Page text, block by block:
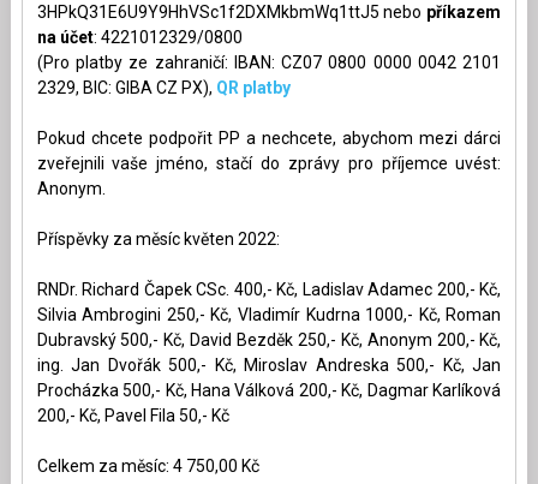
3HPkQ31E6U9Y9HhVSc1f2DXMkbmWq1ttJ5 nebo příkazem
na účet: 4221012329/0800
(Pro platby ze zahraničí: IBAN: CZ07 0800 0000 0042 2101
2329, BIC: GIBA CZ PX), QR platby
Pokud chcete podpořit PP a nechcete, abychom mezi dárci
zveřejnili vaše jméno, stačí do zprávy pro příjemce uvést:
Anonym.
Příspěvky za měsíc květen 2022:
RNDr. Richard Čapek CSc. 400,- Kč, Ladislav Adamec 200,- Kč,
Silvia Ambrogini 250,- Kč, Vladimír Kudrna 1000,- Kč, Roman
Dubravský 500,- Kč, David Bezděk 250,- Kč, Anonym 200,- Kč,
ing. Jan Dvořák 500,- Kč, Miroslav Andreska 500,- Kč, Jan
Procházka 500,- Kč, Hana Válková 200,- Kč, Dagmar Karlíková
200,- Kč, Pavel Fila 50,- Kč
Celkem za měsíc: 4 750,00 Kč